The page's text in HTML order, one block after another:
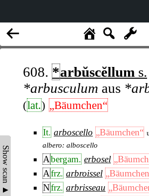
Show scan ▲
608. *arbŭscĕllum s.
*arbusculum aus
(lat.) „Bäumchen“
It. arboscello „Bäumchen“
albero: alboscello
Abergam. erbosel
Afrz. arbroissel
Nfrz. arbrisseau